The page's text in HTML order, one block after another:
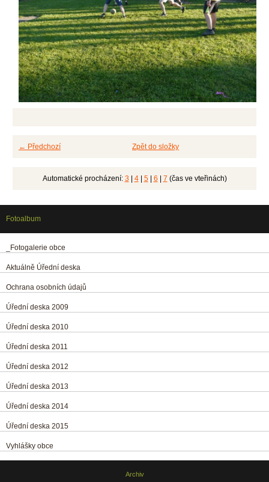
← Předchozí Zpět do složky
Automatické procházení: 3 | 4| 5| 6 | 7 (čas ve vteřinách)
Fotoalbum
_Fotogalerie obce
Aktuálně Úřední deska
Ochrana osobních údajů
Úřední deska 2009
Úřední deska 2010
Úřední deska 2011
Úřední deska 2012
Úřední deska 2013
Úřední deska 2014
Úřední deska 2015
Vyhlášky obce
Archiv